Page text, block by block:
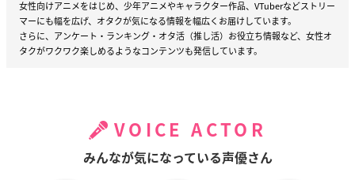
女性向けアニメをはじめ、少年アニメやキャラクター作品、VTuberなどストリー
マーにも幅を広げ、オタクが気になる情報を幅広くお届けしています。
さらに、アンケート・ランキング・オタ活（推し活）お役立ち情報など、女性オ
タクがワクワク楽しめるようなコンテンツも発信しています。
VOICE ACTOR
みんなが気になっている声優さん